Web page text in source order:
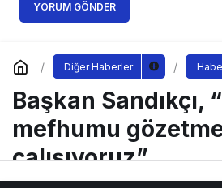
YORUM GÖNDER
Diğer Haberler
Başkan Sandıkçı,
mefhumu
çalışıyoruz”